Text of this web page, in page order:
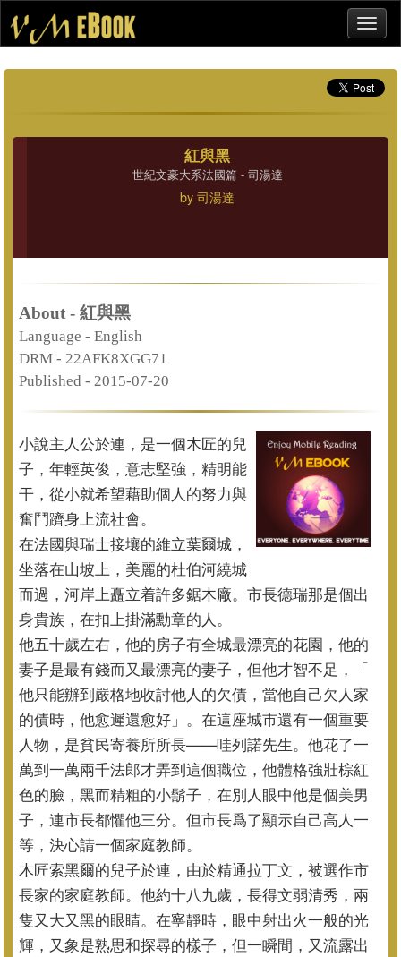
紅與黑
世紀文豪大系法國篇 - 司湯達
by司湯達
About - 紅與黑
Language - English
DRM - 22AFK8XGG71
Published - 2015-07-20
小說主人公於連，是一個木匠的兒
子，年輕英俊，意志堅強， 精明能
干，從小就希望藉助個人的努力與
奮鬥躋身上流社會。
在法國與瑞士接壤的維立葉爾城，
坐落在山坡上， 美麗的杜伯河繞城
而過，河岸上矗立着許多鋸木廠。 市長德瑞那是個出
身貴族，在扣上掛滿勳章的人。
他五十歲左右，他的房子有全城最漂亮的花園， 他的
妻子是最有錢而又最漂亮的妻子，但他才智不足，「
他只能辦到嚴格地收討他人的欠債，當他自己欠人家
的債時， 他愈遲還愈好」。在這座城市還有一個重要
人物， 是貧民寄養所所長——哇列諾先生。 他花了一
萬到一萬兩千法郎才弄到這個職位， 他體格強壯棕紅
色的臉，黑而精粗的小鬍子， 在別人眼中他是個美男
子，連市長都懼他三分。 但市長爲了顯示自己高人一
等，決心請一個家庭教師。
木匠索黑爾的兒子於連，由於精通拉丁文， 被選作市
長家的家庭教師。他約十八九歲，長得文弱清秀， 兩
隻又大又黑的眼睛。在寧靜時，眼中射出火一般的光
輝， 又象是熟思和探尋的樣子，但一瞬間，又流露出